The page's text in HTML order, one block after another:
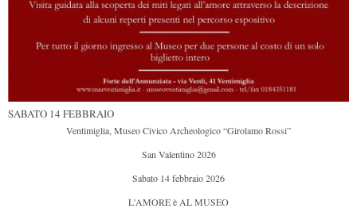
SABATO 14 FEBBRAIO
Ventimiglia, Museo Civico Archeologico “Girolamo Rossi”
San Valentino 2026
Sabato 14 febbraio 2026
L'AMORE è AL MUSEO